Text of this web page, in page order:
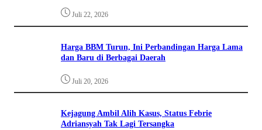
Juli 22, 2026
Harga BBM Turun, Ini Perbandingan Harga Lama
dan Baru di Berbagai Daerah
Juli 20, 2026
Kejagung Ambil Alih Kasus, Status Febrie
Adriansyah Tak Lagi Tersangka